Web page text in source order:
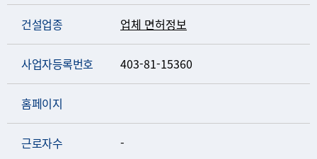
건설업종 업체 면허정보
사업자등록번호 403-81-15360
홈페이지
근로자수 -